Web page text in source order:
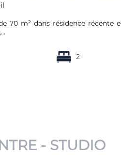
70 m² dans résidence récente
2
- STUDIO